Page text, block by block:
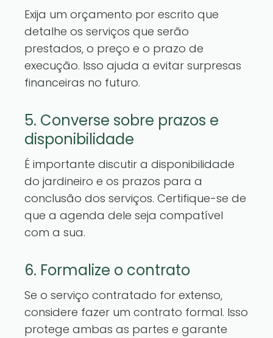
Exija um orçamento por escrito que
detalhe os serviços que serão
prestados, o preço e o prazo de
execução. Isso ajuda a evitar surpresas
financeiras no futuro.
5. Converse sobre prazos e
disponibilidade
É importante discutir a disponibilidade
do jardineiro e os prazos para a
conclusão dos serviços. Certifique-se de
que a agenda dele seja compatível
com a sua.
6. Formalize o contrato
Se o serviço contratado for extenso,
considere fazer um contrato formal. Isso
protege ambas as partes e garante